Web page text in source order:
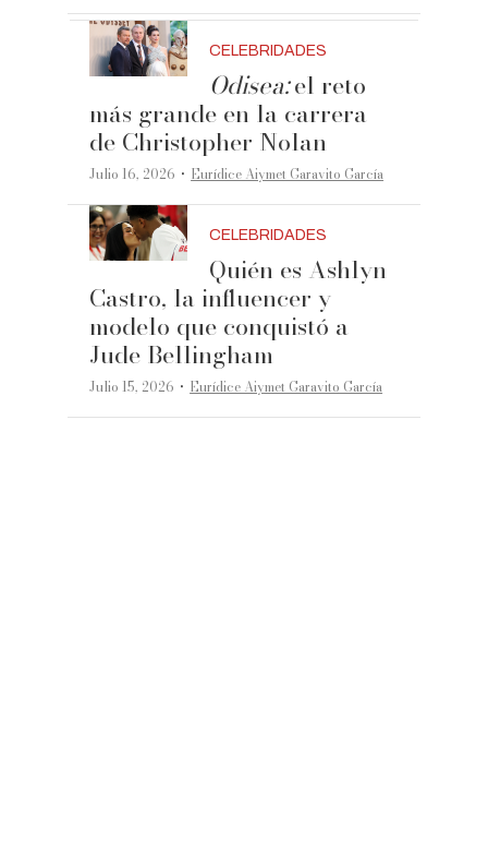
CELEBRIDADES
Odisea:el reto
más grande en la carrera
de Christopher Nolan
Julio 16, 2026 ·Eurídice Aiymet Garavito García
CELEBRIDADES
Quién es Ashlyn
Castro, la influencer y
modelo que conquistó a
Jude Bellingham
Julio 15, 2026 ·Eurídice Aiymet Garavito García